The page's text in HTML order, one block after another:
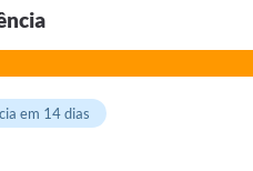
em 14 dias